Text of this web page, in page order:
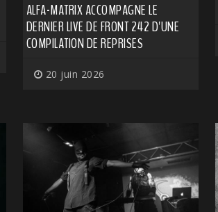
ALFA-MATRIX ACCOMPAGNE LE
DERNIER LIVE DE FRONT 242 D'UNE
COMPILATION DE REPRISES
20 juin 2026